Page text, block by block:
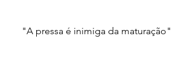
"A pressa é inimiga da maturação"